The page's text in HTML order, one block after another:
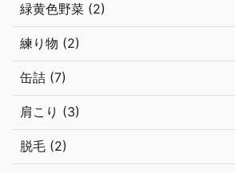
緑黄色野菜 (2)
練り物 (2)
缶詰 (7)
肩こり (3)
脱毛 (2)